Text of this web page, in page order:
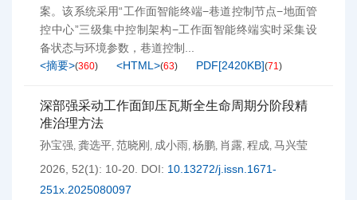
案。该系统采用“工作面智能终端−巷道控制节点−地面管
控中心”三级集中控制架构−工作面智能终端实时采集设
备状态与环境参数，巷道控制...
<摘要>(360) <HTML>(63) PDF[2420KB](71)
深部强采动工作面卸压瓦斯全生命周期分阶段精
准治理方法
孙宝强, 龚选平, 范晓刚 , 成小雨, 杨鹏, 肖露, 程成, 马兴莹
2026, 52(1): 10-20. DOI: 10.13272/j.issn.1671-
251x.2025080097